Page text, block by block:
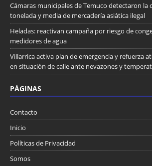
Cámaras municipales de Temuco detectaron la
tonelada y media de mercadería asiática ilegal
Heladas: reactivan campaña por riesgo de
medidores de agua
Villarrica activa plan de emergencia y refuerza
en situación de calle ante nevazones y
PÁGINAS
Contacto
Inicio
Políticas de Privacidad
Somos